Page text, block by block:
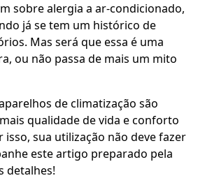
sobre alergia a ar-condicionado,
já se tem um histórico de
Mas será que essa é uma
ou não passa de mais um mito
de climatização são
qualidade de vida e conforto
isso, sua utilização não deve fazer
este artigo preparado pela
detalhes!